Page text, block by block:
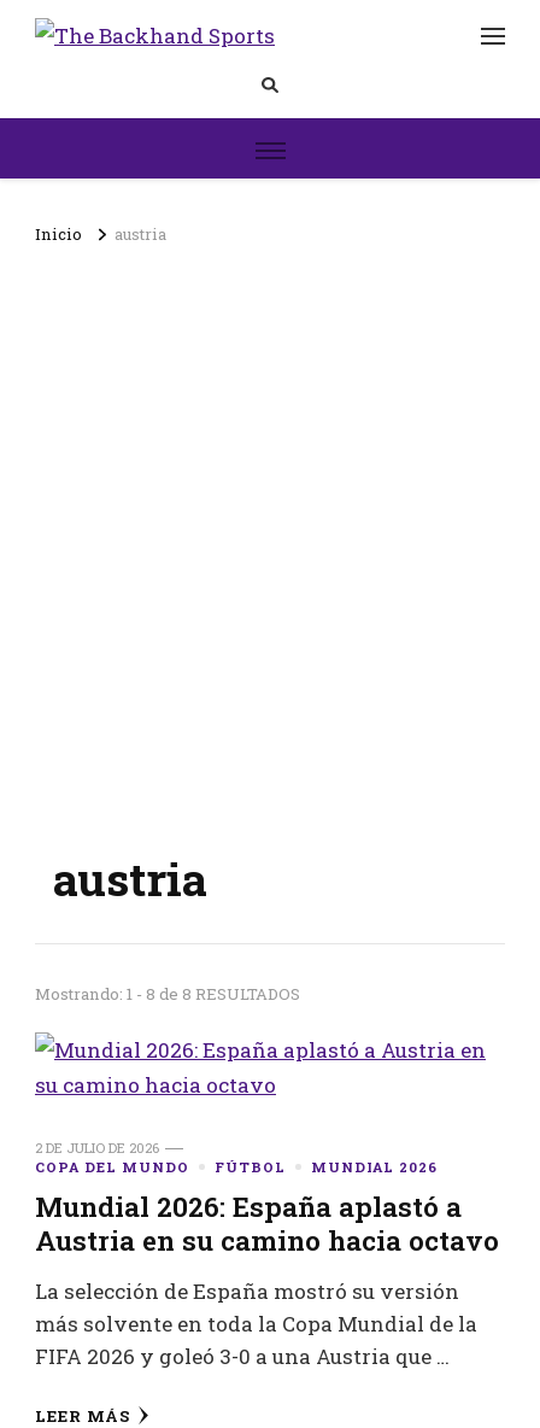
Backhand
Inicio austria
austria
Mostrando: 1 - 8 de 8 RESULTADOS
2 DE JULIO DE 2026
COPA DEL MUNDO
FÚTBOL MUNDIAL 2026
Mundial 2026: España aplastó a
Austria en su camino hacia octavo
La selección de España mostró su versión
más solvente en toda la Copa Mundial de la
FIFA 2026 y goleó 3-0 a una Austria que …
LEER MÁS